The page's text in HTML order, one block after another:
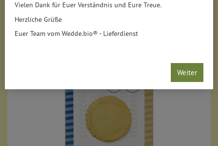
Vielen Dank für Euer Verständnis und Eure Treue.
Herzliche Grüße
Euer Team vom Wedde.bio® - Lieferdienst
Weiter